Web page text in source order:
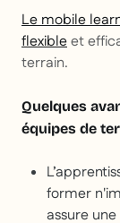
Lemobile
flexibleet
terrain.
Quelques
équipes de
former
assure